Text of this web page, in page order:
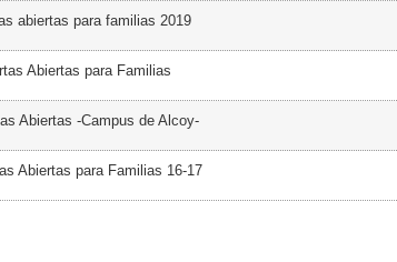
abiertas para familias 2019
Abiertas para Familias
Abiertas -Campus de Alcoy-
Abiertas para Familias 16-17